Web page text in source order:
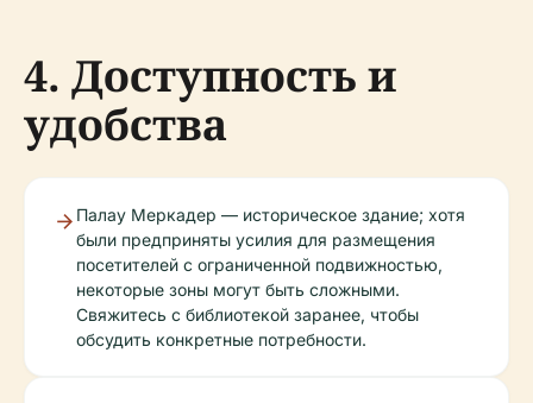
4. Доступность и
удобства
Палау Меркадер — историческое здание; хотя
были предприняты усилия для размещения
посетителей с ограниченной подвижностью,
некоторые зоны могут быть сложными.
Свяжитесь с библиотекой заранее, чтобы
обсудить конкретные потребности.